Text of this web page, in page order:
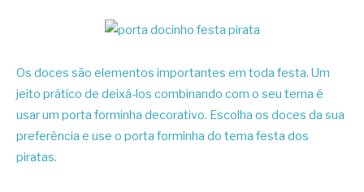
Os doces são elementos importantes em toda festa. Um
jeito prático de deixá-los combinando com o seu tema é
usar um porta forminha decorativo. Escolha os doces da sua
preferência e use o porta forminha do tema festa dos
piratas.